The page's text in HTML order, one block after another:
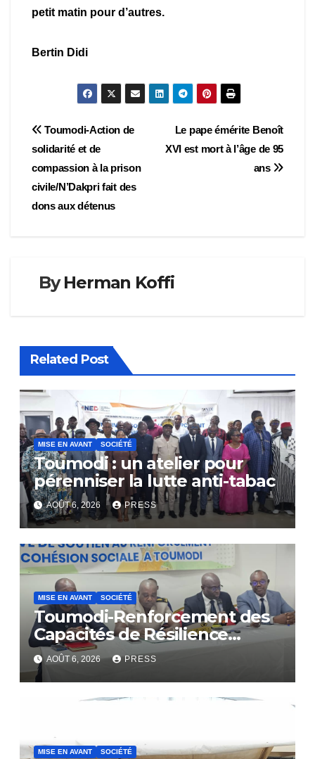
petit matin pour d’autres.
Bertin Didi
Navigation
de
l’article
Le pape émérite Benoît
XVI est mort à l’âge de 95
ans
Toumodi-Action de
solidarité et de
compassion à la prison
civile/N’Dakpri fait des
dons aux détenus
ByHerman Koffi
Related Post
MISE EN AVANT SOCIÉTÉ
Toumodi : un atelier pour
pérenniser la lutte anti-tabac
AOÛT 6, 2026 PRESS
MISE EN AVANT SOCIÉTÉ
Toumodi-Renforcement des
Capacités de Résilience
Communautaire
AOÛT 6, 2026 PRESS
MISE EN AVANT SOCIÉTÉ